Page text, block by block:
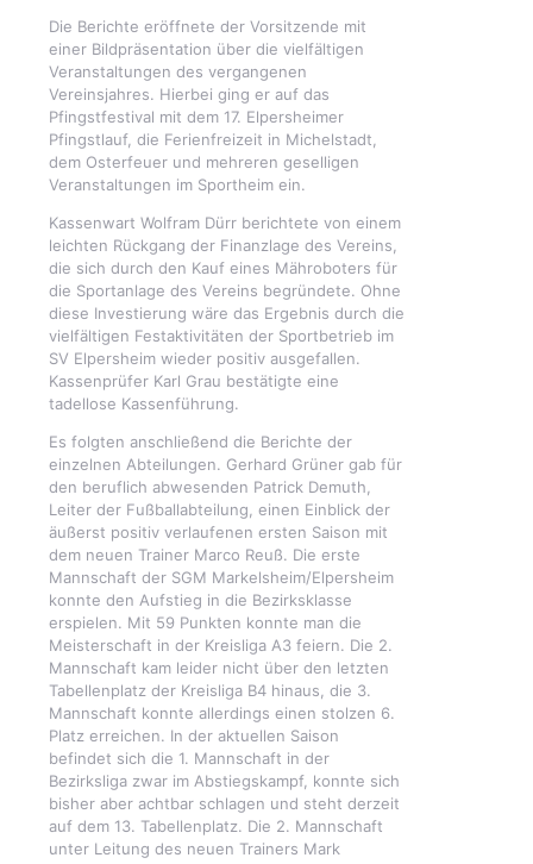
Die Berichte eröffnete der Vorsitzende mit
einer Bildpräsentation über die vielfältigen
Veranstaltungen des vergangenen
Vereinsjahres. Hierbei ging er auf das
Pfingstfestival mit dem 17. Elpersheimer
Pfingstlauf, die Ferienfreizeit in Michelstadt,
dem Osterfeuer und mehreren geselligen
Veranstaltungen im Sportheim ein.
Kassenwart Wolfram Dürr berichtete von einem
leichten Rückgang der Finanzlage des Vereins,
die sich durch den Kauf eines Mähroboters für
die Sportanlage des Vereins begründete. Ohne
diese Investierung wäre das Ergebnis durch die
vielfältigen Festaktivitäten der Sportbetrieb im
SV Elpersheim wieder positiv ausgefallen.
Kassenprüfer Karl Grau bestätigte eine
tadellose Kassenführung.
Es folgten anschließend die Berichte der
einzelnen Abteilungen. Gerhard Grüner gab für
den beruflich abwesenden Patrick Demuth,
Leiter der Fußballabteilung, einen Einblick der
äußerst positiv verlaufenen ersten Saison mit
dem neuen Trainer Marco Reuß. Die erste
Mannschaft der SGM Markelsheim/Elpersheim
konnte den Aufstieg in die Bezirksklasse
erspielen. Mit 59 Punkten konnte man die
Meisterschaft in der Kreisliga A3 feiern. Die 2.
Mannschaft kam leider nicht über den letzten
Tabellenplatz der Kreisliga B4 hinaus, die 3.
Mannschaft konnte allerdings einen stolzen 6.
Platz erreichen. In der aktuellen Saison
befindet sich die 1. Mannschaft in der
Bezirksliga zwar im Abstiegskampf, konnte sich
bisher aber achtbar schlagen und steht derzeit
auf dem 13. Tabellenplatz. Die 2. Mannschaft
unter Leitung des neuen Trainers Mark